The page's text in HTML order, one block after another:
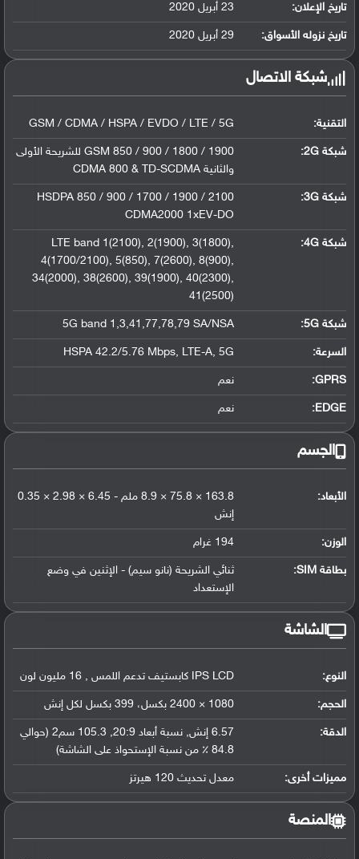
البطارية:
ليثيوم بوليمر سعة 4200 مللي أمبير, غير ق...
تاريخ الإعلان: 23 أبريل 2020
تاريخ نزوله الأسواق: 29 أبريل 2020
شبكة الاتصال
التقنية: GSM / CDMA / HSPA / EVDO / LTE / 5G
شبكة 2G:
GSM 850 / 900 / 1800 / 1900 للشريحة الأولى
والثانية CDMA 800 & TD-SCDMA
شبكة 3G :
HSDPA 850 / 900 / 1700 / 1900 / 2100
CDMA2000 1xEV-DO
شبكة 4G :
LTE band 1(2100), 2(1900), 3(1800),
4(1700/2100), 5(850), 7(2600), 8(900),
34(2000), 38(2600), 39(1900), 40(2300),
41(2500)
شبكة 5G :
5G band 1,3,41,77,78,79 SA/NSA
السرعة: HSPA 42.2/5.76 Mbps, LTE-A, 5G
GPRS: نعم
EDGE: نعم
الجسم
الأبعاد:
163.8 × 75.8 × 8.9 ملم - 6.45 × 2.98 × 0.35
إنش
الوزن: 194 غرام
بطاقة SIM:
ثنائي الشريحة (نانو سيم) - الإثنين في وضع
الإستعداد
الشاشة
النوع: IPS LCD كابستيف تدعم اللمس , 16 مليون لون
الحجم: 1080 × 2400 بكسل، 399 بكسل لكل إنش
الدقة:
6.57 إنش, نسبة أبعاد 20:9, 105.3 سم2 (حوالي
84.8 ٪ من نسبة الإستحواذ على الشاشة)
مميزات أخرى: معدل تحديث 120 هيرتز
المنصة